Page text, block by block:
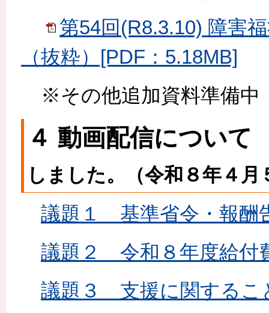
第54回(R8.3.10) 障害
（抜粋）[PDF：5.18MB]
※その他追加資料準備
４ 動画配信につい
しました。（令和８年４月
議題１ 基準省令・報酬
議題２ 令和８年度給付
議題３ 支援に関するこ